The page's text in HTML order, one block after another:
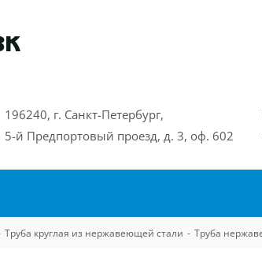
196240, г. Санкт-Петербург,
5-й Предпортовый проезд, д. 3, оф. 602
Труба круглая из нержавеющей стали - Труба